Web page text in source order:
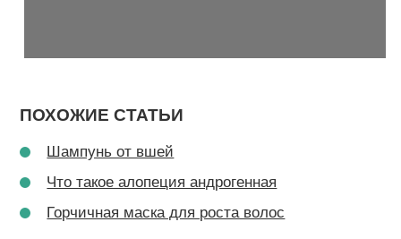
ПОХОЖИЕ СТАТЬИ
Шампунь от вшей
Что такое алопеция андрогенная
Горчичная маска для роста волос